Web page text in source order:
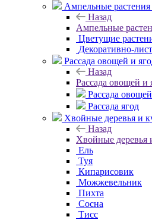
Ампельные растения
Назад
Ампельные
Цветущие
Декоративно-
Рассада овощей и
Назад
Рассада овощей и
Рассада овощей
Рассада ягод
Хвойные деревья и
Назад
Хвойные деревья
Ель
Туя
Кипарисовик
Можжевельник
Пихта
Сосна
Тисc